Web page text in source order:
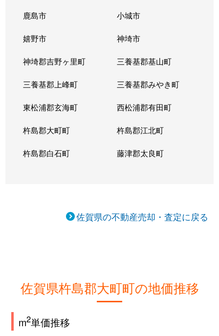
鹿島市 小城市
嬉野市 神埼市
神埼郡吉野ヶ里町 三養基郡基山町
三養基郡上峰町 三養基郡みやき町
東松浦郡玄海町 西松浦郡有田町
杵島郡大町町 杵島郡江北町
杵島郡白石町 藤津郡太良町
佐賀県の不動産売却・査定に戻る
佐賀県杵島郡大町町の地価推移
m2単価推移